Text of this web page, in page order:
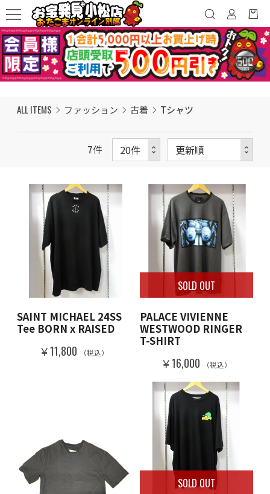
ALL ITEMS ファッション 古着 Tシャツ
7件
SAINT MICHAEL 24SS
Tee BORN x RAISED
￥11,800 （税込）
SOLD OUT
PALACE VIVIENNE
WESTWOOD RINGER
T-SHIRT
￥16,000 （税込）
SOLD OUT